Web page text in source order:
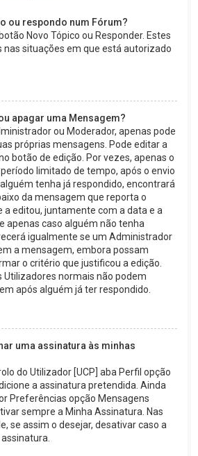
ou respondo num Fórum?
Novo Tópico ou Responder. Estes
nas situações em que está autorizado
apagar uma Mensagem?
ou Moderador, apenas pode
próprias mensagens. Pode editar a
botão de edição. Por vezes, apenas o
limitado de tempo, após o envio
tenha já respondido, encontrará
da mensagem que reporta o
a editou, juntamente com a data e a
apenas caso alguém não tenha
igualmente se um Administrador
a mensagem, embora possam
o critério que justificou a edição.
Utilizadores normais não podem
após alguém já ter respondido.
uma assinatura às minhas
do Utilizador [UCP] aba Perfil opção
a assinatura pretendida. Ainda
Preferências opção Mensagens
sempre a Minha Assinatura. Nas
se assim o desejar, desativar caso a